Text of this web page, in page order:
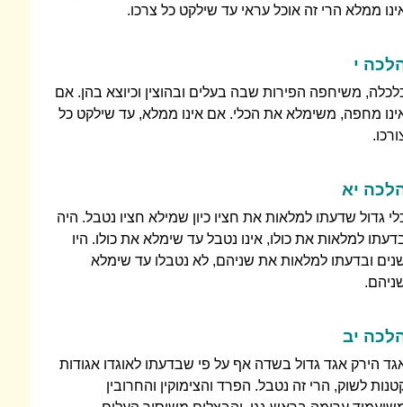
ממלא הרי זה אוכל עראי עד שילקט כל צרכו.
י
משיחפה הפירות שבה בעלים ובהוצין וכיוצא בהן. אם
מחפה, משימלא את הכלי. אם אינו ממלא, עד שילקט כל
יא
גדול שדעתו למלאות את חציו כיון שמילא חציו נטבל. היה
למלאות את כולו, אינו נטבל עד שימלא את כולו. היו
ובדעתו למלאות את שניהם, לא נטבלו עד שימלא
יב
הירק אגד גדול בשדה אף על פי שבדעתו לאוגדו אגודות
לשוק, הרי זה נטבל. הפרד והצימוקין והחרובין